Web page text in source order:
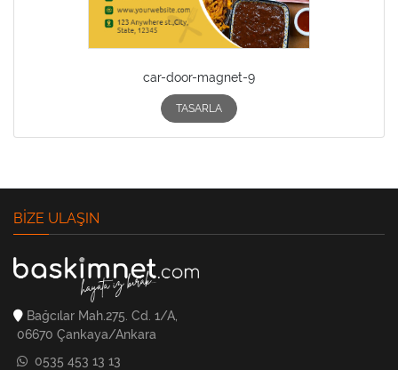
car-door-magnet-9
TASARLA
BIZE ULAŞIN
Bağcılar Mah.275. Cd. 1/A,
06670 Çankaya/Ankara
0535 453 13 13